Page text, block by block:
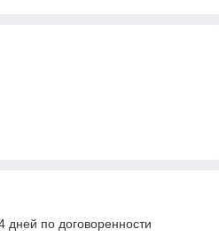
дней по договоренности